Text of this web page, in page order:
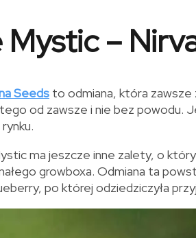
Mystic –
Seeds to odmiana, która zawsze
tego od zawsze i nie bez powodu.
ma jeszcze inne zalety, o
growboxa. Odmiana ta
po której odziedziczyła